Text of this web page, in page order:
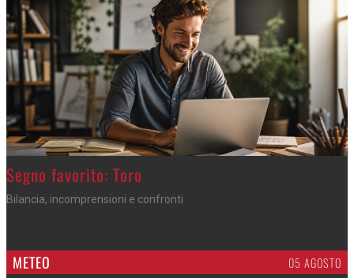
>
Segno favorito: Toro
Bilancia, incomprensioni e confronti
METEO 05 AGOSTO